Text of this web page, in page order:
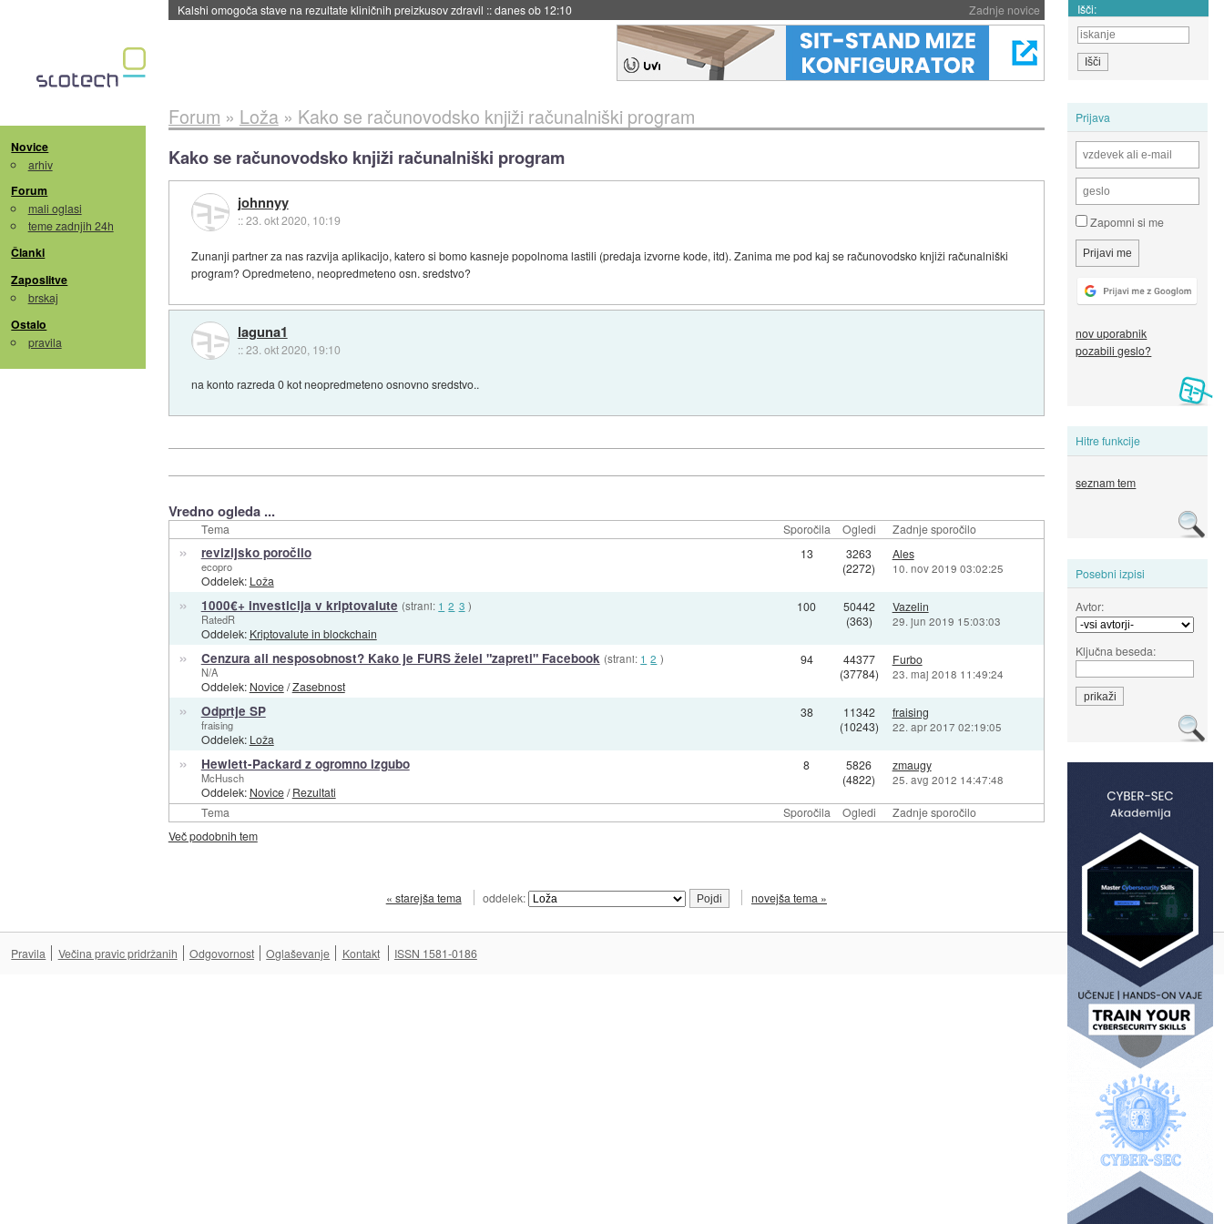
Zadnje novice
Kalshi omogoča stave na rezultate kliničnih preizkusov zdravil ::danes ob 12:10 Išči:
Novice
arhiv
Forum
mali oglasi
teme zadnjih 24h
Članki
Zaposlitve
brskaj
Ostalo
pravila
Prijava
Zapomni si me
nov uporabnik
pozabili geslo?
Hitre funkcije
seznam tem
Posebni izpisi
Avtor:
Ključna beseda:
Forum » Loža» Kako se računovodsko knjiži računalniški program
Kako se računovodsko knjiži računalniški program
johnnyy
::23. okt 2020, 10:19
Zunanji partner za nas razvija aplikacijo, katero si bomo kasneje popolnoma lastili (predaja izvorne kode, itd). Zanima me pod kaj se računovodsko knjiži računalniški
program? Opredmeteno, neopredmeteno osn. sredstvo?
laguna1
::23. okt 2020, 19:10
na konto razreda 0 kot neopredmeteno osnovno sredstvo..
Vredno ogleda ...
Tema Sporočila Ogledi Zadnje sporočilo
Tema Sporočila Ogledi Zadnje sporočilo
» revizijsko poročilo
ecopro
Oddelek: Loža
13
3263
(2272)
Ales
10. nov 2019 03:02:25
» 1000€+ investicija v kriptovalute (strani: 1 2 3 )
RatedR
Oddelek: Kriptovalute in blockchain
100
50442
(363)
Vazelin
29. jun 2019 15:03:03
» Cenzura ali nesposobnost? Kako je FURS želel "zapreti" Facebook (strani: 1 2 )
N/A
Oddelek: Novice/Zasebnost
94
44377
(37784)
Furbo
23. maj 2018 11:49:24
» Odprtje SP
fraising
Oddelek: Loža
38
11342
(10243)
fraising
22. apr 2017 02:19:05
» Hewlett-Packard z ogromno izgubo
McHusch
Oddelek: Novice/Rezultati
8
5826
(4822)
zmaugy
25. avg 2012 14:47:48
Več podobnih tem
« starejša tema oddelek: novejša tema »
Na vrh ^
Pravila Večina pravic pridržanih Odgovornost Oglaševanje Kontakt ISSN 1581-0186